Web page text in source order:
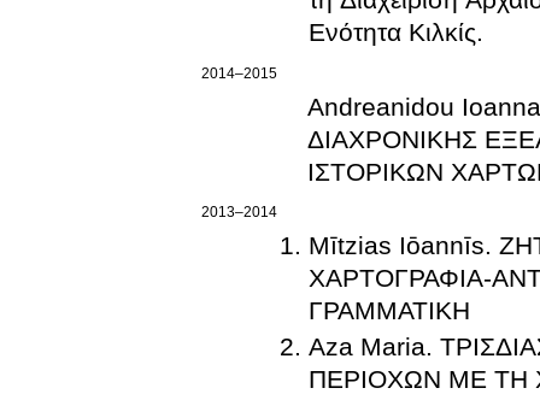
Ενότητα Κιλκίς.
2014–2015
Andreanidou
ΔΙΑΧΡΟΝΙΚΗΣ
ΙΣΤΟΡΙΚΩΝ
2013–2014
Mītzias Iōannīs.
ΧΑΡΤΟΓΡΑΦΙΑ-
ΓΡΑΜΜΑΤΙΚΗ
Aza Maria.
ΠΕΡΙΟΧΩΝ ΜΕ ΤΗ